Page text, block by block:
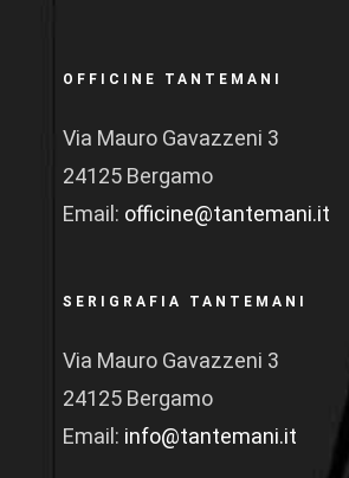
OFFICINE TANTEMANI
Via Mauro Gavazzeni 3
24125 Bergamo
Email: officine@tantemani.it
SERIGRAFIA TANTEMANI
Via Mauro Gavazzeni 3
24125 Bergamo
Email: info@tantemani.it